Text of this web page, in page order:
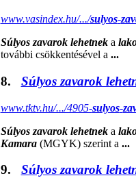
www.vasindex.hu/.../sulyos-
Súlyos zavarok lehetneka
további csökkentésével a ...
8. Súlyos zavarok
www.tktv.hu/.../4905-sulyos-
Súlyos zavarok lehetneka
Kamara(MGYK) szerint a ...
9. Súlyos zavarok